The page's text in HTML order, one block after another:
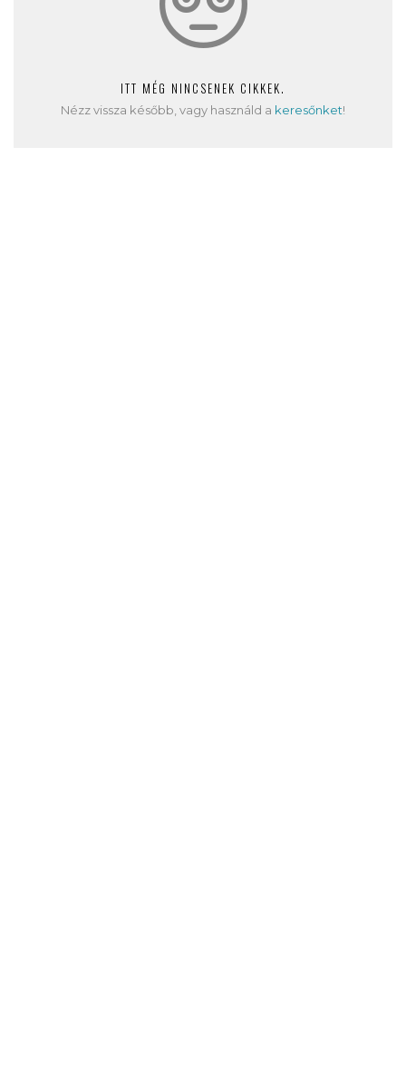
ITT MÉG NINCSENEK CIKKEK.
Nézz vissza később, vagy használd a keresőnket!